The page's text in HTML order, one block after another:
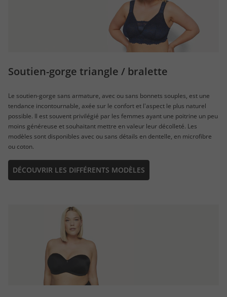
Soutien-gorge triangle / bralette
Le soutien-gorge sans armature, avec ou sans bonnets souples, est une
tendance incontournable, axée sur le confort et l'aspect le plus naturel
possible. Il est souvent privilégié par les femmes ayant une poitrine un peu
moins généreuse et souhaitant mettre en valeur leur décolleté. Les
modèles sont disponibles avec ou sans détails en dentelle, en microfibre
ou coton.
DÉCOUVRIR LES DIFFÉRENTS MODÈLES